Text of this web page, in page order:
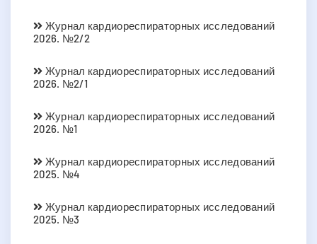
Журнал кардиореспираторных исследований
2026. №2/2
Журнал кардиореспираторных исследований
2026. №2/1
Журнал кардиореспираторных исследований
2026. №1
Журнал кардиореспираторных исследований
2025. №4
Журнал кардиореспираторных исследований
2025. №3